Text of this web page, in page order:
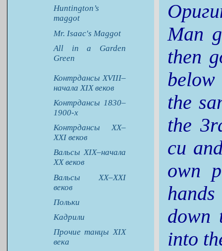
Huntington’s
maggot
Mr. Isaac's Maggot
All in a Garden
Green
Контрдансы XVIII–
начала XIX веков
Контрдансы 1830–
1900-х
Контрдансы XX–
XXI веков
Вальсы XIX–начала
XX веков
Вальсы XX–XXI
веков
Польки
Кадрили
Прочие танцы XIX
века
Man
then
the
the
cu
own
down
into